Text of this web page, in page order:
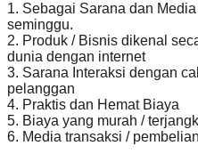
1. Sebagai Sarana dan
seminggu.
2. Produk / Bisnis dikenal
dunia dengan internet
3. Sarana Interaksi dengan
pelanggan
4. Praktis dan Hemat Biaya
5. Biaya yang murah /
6. Media transaksi /